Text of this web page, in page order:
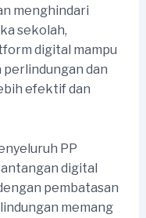
menghindari
sekolah,
digital mampu
perlindungan dan
efektif dan
PP
digital
pembatasan
memang